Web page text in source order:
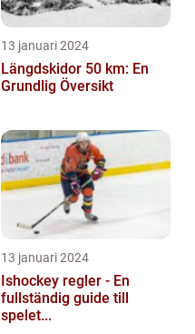
13 januari 2024
Längdskidor 50 km: En
Grundlig Översikt
13 januari 2024
Ishockey regler - En
fullständig guide till
spelet...